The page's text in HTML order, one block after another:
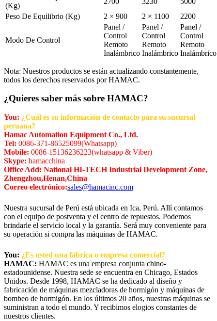
(Kg)
Peso De Equilibrio (Kg)
2 × 900 2 × 1100 2200
Modo De Control
Panel /
Control
Remoto
Inalámbrico
Panel /
Control
Remoto
Inalámbrico
Panel /
Control
Remoto
Inalámbrico
Nota: Nuestros productos se están actualizando constantemente,
todos los derechos reservados por HAMAC.
¿Quieres saber más sobre HAMAC?
You: ¿Cuál es su información de contacto para su sucursal
peruana?
Hamac Automation Equipment Co., Ltd.
Tel: 0086-371-86525099(Whatsapp)
Mobile: 0086-15136236223(whatsapp & Viber)
Skype: hamacchina
Office Add: National HI-TECH Industrial Development Zone,
Zhengzhou,Henan,China
Correo electrónico:sales@hamacinc.com
Nuestra sucursal de Perú está ubicada en Ica, Perú. Allí contamos
con el equipo de postventa y el centro de repuestos. Podemos
brindarle el servicio local y la garantía. Será muy conveniente para
su operación si compra las máquinas de HAMAC.
You: ¿Es usted una fábrica o empresa comercial?
HAMAC: HAMAC es una empresa conjunta chino-
estadounidense. Nuestra sede se encuentra en Chicago, Estados
Unidos. Desde 1998, HAMAC se ha dedicado al diseño y
fabricación de máquinas mezcladoras de hormigón y máquinas de
bombeo de hormigón. En los últimos 20 años, nuestras máquinas se
suministran a todo el mundo. Y recibimos elogios constantes de
nuestros clientes.